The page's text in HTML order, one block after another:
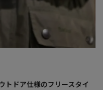
トドア仕様のフリースタイ